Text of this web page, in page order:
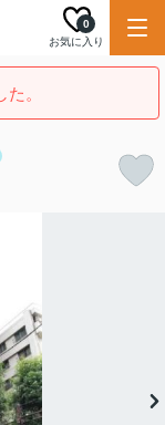
お気に入り
0
。